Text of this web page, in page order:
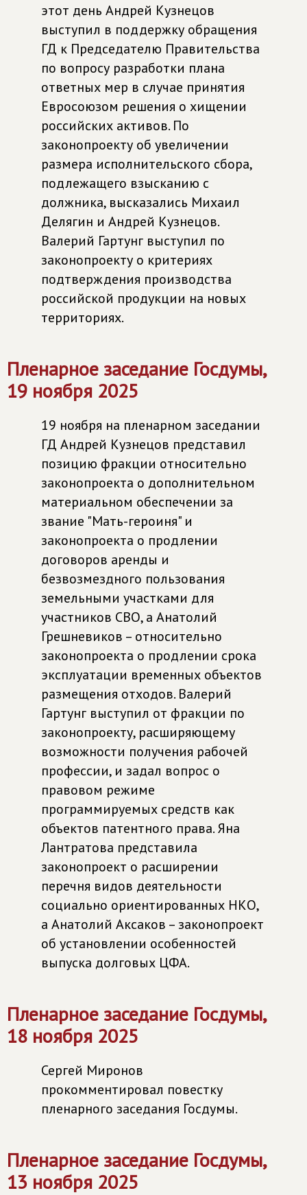
этот день Андрей Кузнецов
выступил в поддержку обращения
ГД к Председателю Правительства
по вопросу разработки плана
ответных мер в случае принятия
Евросоюзом решения о хищении
российских активов. По
законопроекту об увеличении
размера исполнительского сбора,
подлежащего взысканию с
должника, высказались Михаил
Делягин и Андрей Кузнецов.
Валерий Гартунг выступил по
законопроекту о критериях
подтверждения производства
российской продукции на новых
территориях.
Пленарное заседание Госдумы,
19 ноября 2025
19 ноября на пленарном заседании
ГД Андрей Кузнецов представил
позицию фракции относительно
законопроекта о дополнительном
материальном обеспечении за
звание "Мать-героиня" и
законопроекта о продлении
договоров аренды и
безвозмездного пользования
земельными участками для
участников СВО, а Анатолий
Грешневиков – относительно
законопроекта о продлении срока
эксплуатации временных объектов
размещения отходов. Валерий
Гартунг выступил от фракции по
законопроекту, расширяющему
возможности получения рабочей
профессии, и задал вопрос о
правовом режиме
программируемых средств как
объектов патентного права. Яна
Лантратова представила
законопроект о расширении
перечня видов деятельности
социально ориентированных НКО,
а Анатолий Аксаков – законопроект
об установлении особенностей
выпуска долговых ЦФА.
Пленарное заседание Госдумы,
18 ноября 2025
Сергей Миронов
прокомментировал повестку
пленарного заседания Госдумы.
Пленарное заседание Госдумы,
13 ноября 2025